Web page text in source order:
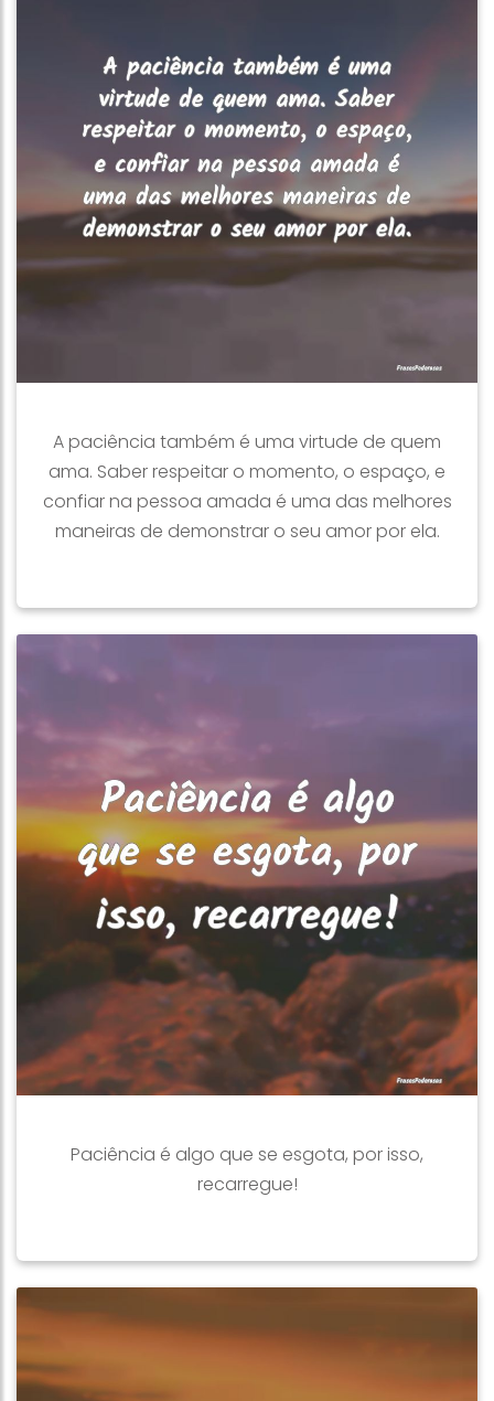
A paciência também é uma virtude de quem
ama. Saber respeitar o momento, o espaço, e
confiar na pessoa amada é uma das melhores
maneiras de demonstrar o seu amor por ela.
Paciência é algo que se esgota, por isso,
recarregue!